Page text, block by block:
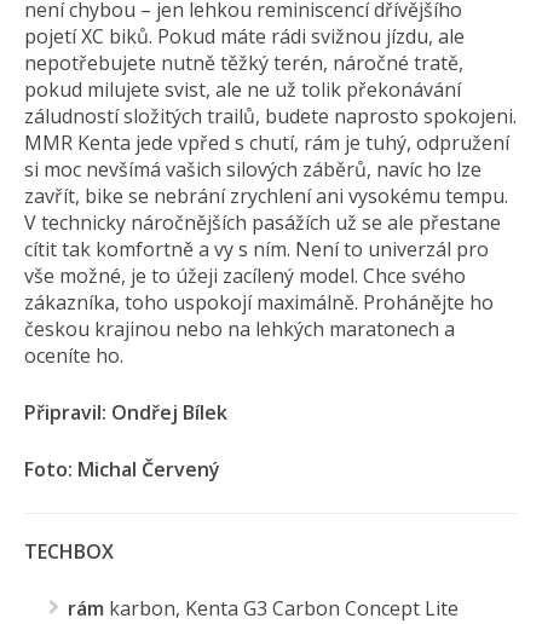
není chybou – jen lehkou reminiscencí dřívějšího
pojetí XC biků. Pokud máte rádi svižnou jízdu, ale
nepotřebujete nutně těžký terén, náročné tratě,
pokud milujete svist, ale ne už tolik překonávání
záludností složitých trailů, budete naprosto spokojeni.
MMR Kenta jede vpřed s chutí, rám je tuhý, odpružení
si moc nevšímá vašich silových záběrů, navíc ho lze
zavřít, bike se nebrání zrychlení ani vysokému tempu.
V technicky náročnějších pasážích už se ale přestane
cítit tak komfortně a vy s ním. Není to univerzál pro
vše možné, je to úžeji zacílený model. Chce svého
zákazníka, toho uspokojí maximálně. Prohánějte ho
českou krajinou nebo na lehkých maratonech a
oceníte ho.
Připravil: Ondřej Bílek
Foto: Michal Červený
TECHBOX
rám karbon, Kenta G3 Carbon Concept Lite